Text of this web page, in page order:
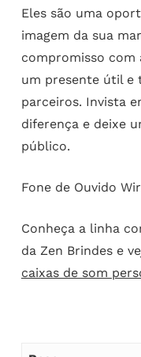
Eles são uma
imagem da sua
compromisso com
um presente útil e
parceiros. Invista
diferença e deixe
público.
Fone de Ouvido
Conheça a linha
da Zen Brindes e
caixas de som